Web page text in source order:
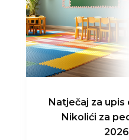
Natječaj za
Nikolići za